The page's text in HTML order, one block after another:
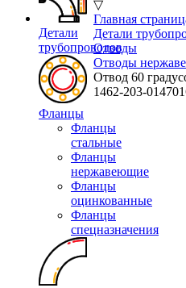
Детали
трубопроводов
Фланцы
Фланцы
стальные
Фланцы
нержавеющие
Фланцы
оцинкованные
Фланцы
спецназначения
▽
Главная
Детали
Отводы
Отводы
Отвод 60
1462-203-